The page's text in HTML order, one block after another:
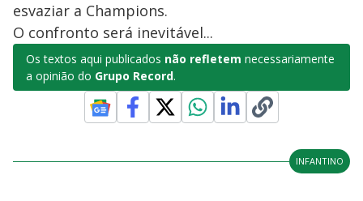
esvaziar a Champions.
O confronto será inevitável...
Os textos aqui publicados não refletem necessariamente
a opinião do Grupo Record.
INFANTINO